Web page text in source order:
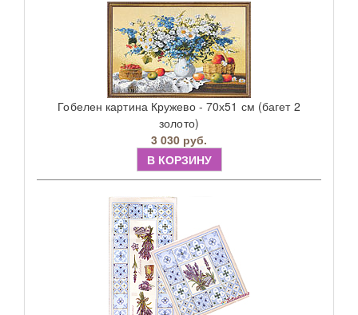
Гобелен картина Кружево - 70х51 см (багет 2
золото)
3 030 руб.
В КОРЗИНУ